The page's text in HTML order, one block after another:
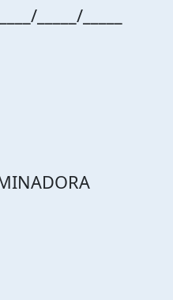
_____/_____